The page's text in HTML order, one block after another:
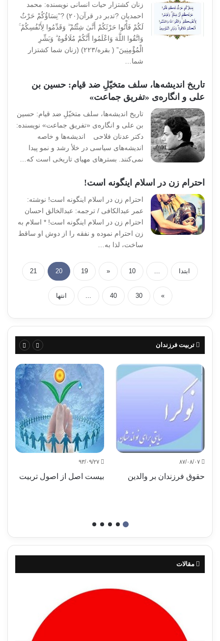
زنان کشتزار حیات انسانی نویسنده: محمد
احمدیان ?تدبر در قرآن(۲۰) ?”نِسَاؤُکُمْ حَرْثٌ
لَکُمْ فَأْتُوا حَرْثَکُمْ أَنَّىٰ شِئْتُمْ ۖ وَقَدِّمُوا لِأَنْفُسِکُمْ ۚ
وَاتَّقُوا اللَّهَ وَاعْلَمُوا أَنَّکُمْ مُلَاقُوهُ ۗ وَبَشِّرِ
الْمُؤْمِنِینَ” ( بقره/۲۲۳) (زنان شما کشتزار
شما…
تاریخ اندیشه‌ها، سلف متخیّلِ ضد قیام: حسین بن
علی و انگاره‌ی «تفریق جماعت»
تاریخ اندیشه‌ها، سلف متخیّلِ ضد قیام: حسین
بن علی و انگاره‌ی «تفریق جماعت» نویسنده:
دکتر عدنان فلاحی اندیشه‌ها و خاصه
اندیشه‌های سیاسی در خلأ رشد و نمو پیدا
نمی‌کنند. بسترهای مهیای تاریخی است که…
احترام زن در اسلام اینگونه است!
احترام زن در اسلام اینگونه است! نوشته:
عمر عبدالکافی / ترجمه: عبدالخالق احسان
احترام زن در اسلام اینگونه است! * اسلام به
زن احترام نموده و نفقه را از دوش او ساقط
ساخت، لذا به…
ابتدا ...
10
«
19
20
21
»
30
40
... انتها
تربیت فرزندان
۸۷/۰۸/۰۷
حقوق فرزندان بر والدین
۹۳/۰۹/۲۷
بیست اصل از اصول تربیت
مقالات